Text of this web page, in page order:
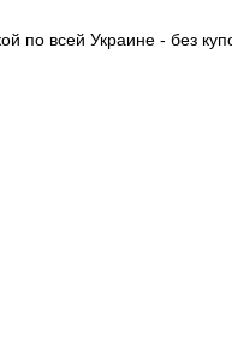
по всей Украине - без